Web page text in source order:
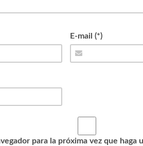
E-mail (*)
para la próxima vez que haga